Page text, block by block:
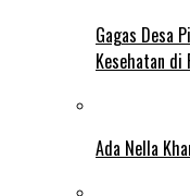
Gagas Desa
Kesehatan di
Ada Nella